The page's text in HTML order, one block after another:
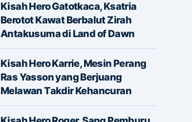
Kisah Hero Gatotkaca, Ksatria
Berotot Kawat Berbalut Zirah
Antakusuma di Land of Dawn
Kisah Hero Karrie, Mesin Perang
Ras Yasson yang Berjuang
Melawan Takdir Kehancuran